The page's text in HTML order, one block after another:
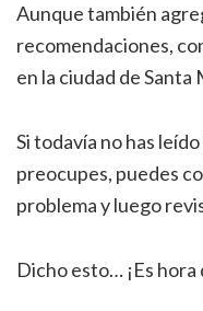
Aunque también
recomendaciones,
en la ciudad de Santa
Si todavía no has
preocupes, puedes
problema y luego
Dicho esto… ¡Es hora